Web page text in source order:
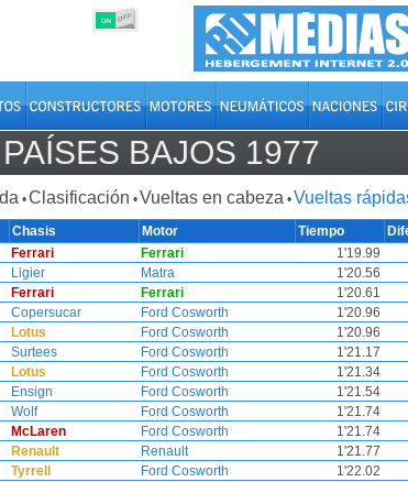
ON OFF
PAÍSES BAJOS 1977
•Clasificación •Vueltas en cabeza •Vueltas
Chasis Motor Tiempo
Ferrari Ferrari
1'19.99
Ligier Matra
1'20.56
Ferrari Ferrari
1'20.61
Copersucar Ford Cosworth
1'20.96
Lotus Ford Cosworth
1'20.96
Surtees Ford Cosworth
1'21.17
Lotus Ford Cosworth
1'21.34
Ensign Ford Cosworth
1'21.54
Wolf Ford Cosworth
1'21.74
McLaren Ford Cosworth
1'21.74
Renault Renault
1'21.77
Tyrrell Ford Cosworth
1'22.02